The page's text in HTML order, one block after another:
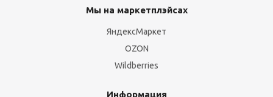
Мы на маркетплэйсах
ЯндексМаркет
OZON
Wildberries
Информация